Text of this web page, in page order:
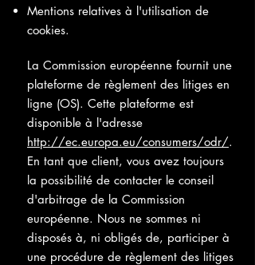
Mentions relatives à l'utilisation de
cookies.
La Commission européenne fournit une
plateforme de règlement des litiges en
ligne (OS). Cette plateforme est
disponible à l'adresse
http://ec.europa.eu/consumers/odr/.
En tant que client, vous avez toujours
la possibilité de contacter le conseil
d'arbitrage de la Commission
européenne. Nous ne sommes ni
disposés à, ni obligés de, participer à
une procédure de règlement des litiges